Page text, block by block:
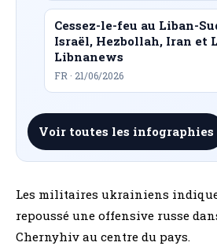
Cessez-le-feu au Liban-
Israël, Hezbollah, Iran et
Libnanews
FR · 21/06/2026
Voir toutes les infographies
Les militaires ukrainiens
repoussé une offensive russe
Chernyhiv au centre du pays.